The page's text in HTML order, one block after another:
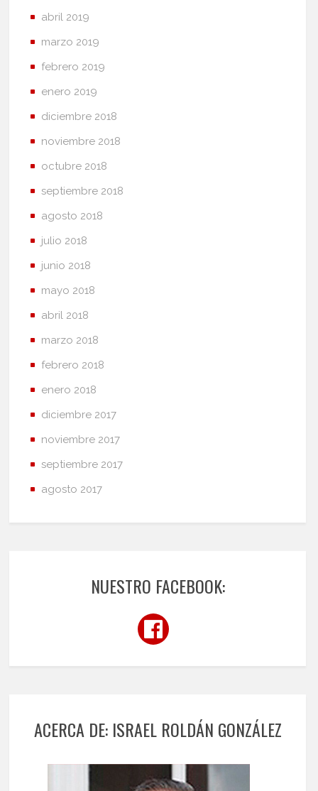
abril 2019
marzo 2019
febrero 2019
enero 2019
diciembre 2018
noviembre 2018
octubre 2018
septiembre 2018
agosto 2018
julio 2018
junio 2018
mayo 2018
abril 2018
marzo 2018
febrero 2018
enero 2018
diciembre 2017
noviembre 2017
septiembre 2017
agosto 2017
NUESTRO FACEBOOK:
ACERCA DE: ISRAEL ROLDÁN GONZÁLEZ